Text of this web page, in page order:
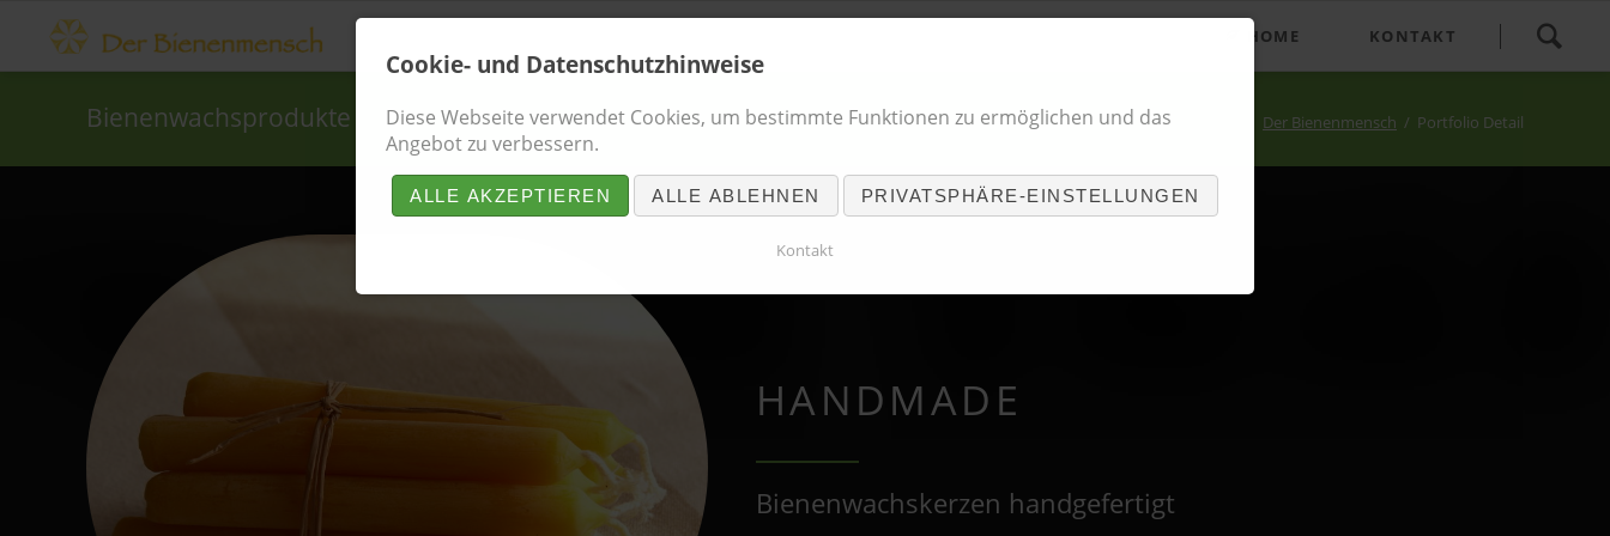
Cookie- und Datenschutzhinweise
Diese Webseite verwendet Cookies, um bestimmte Funktionen zu ermöglichen und das
Angebot zu verbessern.
ALLE AKZEPTIEREN ALLE ABLEHNEN PRIVATSPHÄRE-EINSTELLUNGEN
Kontakt
überspringen
HOME KONTAKT
Bienenwachsprodukte Der Bienenmensch Portfolio Detail
HANDMADE
Bienenwachskerzen handgefertigt